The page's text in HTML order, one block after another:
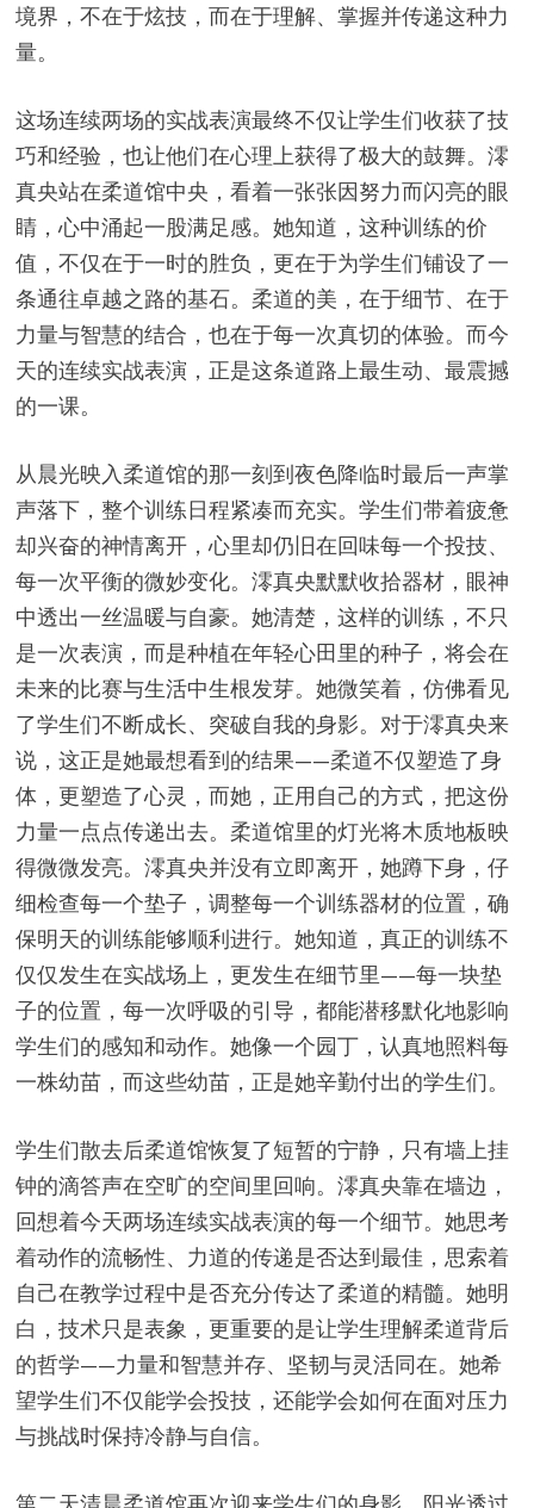
境界，不在于炫技，而在于理解、掌握并传递这种力
量。
这场连续两场的实战表演最终不仅让学生们收获了技
巧和经验，也让他们在心理上获得了极大的鼓舞。澪
真央站在柔道馆中央，看着一张张因努力而闪亮的眼
睛，心中涌起一股满足感。她知道，这种训练的价
值，不仅在于一时的胜负，更在于为学生们铺设了一
条通往卓越之路的基石。柔道的美，在于细节、在于
力量与智慧的结合，也在于每一次真切的体验。而今
天的连续实战表演，正是这条道路上最生动、最震撼
的一课。
从晨光映入柔道馆的那一刻到夜色降临时最后一声掌
声落下，整个训练日程紧凑而充实。学生们带着疲惫
却兴奋的神情离开，心里却仍旧在回味每一个投技、
每一次平衡的微妙变化。澪真央默默收拾器材，眼神
中透出一丝温暖与自豪。她清楚，这样的训练，不只
是一次表演，而是种植在年轻心田里的种子，将会在
未来的比赛与生活中生根发芽。她微笑着，仿佛看见
了学生们不断成长、突破自我的身影。对于澪真央来
说，这正是她最想看到的结果——柔道不仅塑造了身
体，更塑造了心灵，而她，正用自己的方式，把这份
力量一点点传递出去。柔道馆里的灯光将木质地板映
得微微发亮。澪真央并没有立即离开，她蹲下身，仔
细检查每一个垫子，调整每一个训练器材的位置，确
保明天的训练能够顺利进行。她知道，真正的训练不
仅仅发生在实战场上，更发生在细节里——每一块垫
子的位置，每一次呼吸的引导，都能潜移默化地影响
学生们的感知和动作。她像一个园丁，认真地照料每
一株幼苗，而这些幼苗，正是她辛勤付出的学生们。
学生们散去后柔道馆恢复了短暂的宁静，只有墙上挂
钟的滴答声在空旷的空间里回响。澪真央靠在墙边，
回想着今天两场连续实战表演的每一个细节。她思考
着动作的流畅性、力道的传递是否达到最佳，思索着
自己在教学过程中是否充分传达了柔道的精髓。她明
白，技术只是表象，更重要的是让学生理解柔道背后
的哲学——力量和智慧并存、坚韧与灵活同在。她希
望学生们不仅能学会投技，还能学会如何在面对压力
与挑战时保持冷静与自信。